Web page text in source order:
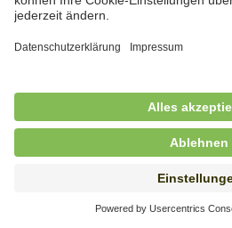
Hauswirtschaftskraft (m/
in Teilzeit (mind. 20 - max. 30
Hauswirtschaftskraft (m/
in unbefristeter Anstellung,
Kinderdorf Dortmund, Hagen